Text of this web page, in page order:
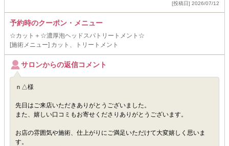
[投稿日] 2026/07/12
予約時のクーポン・メニュー
☆カット＋☆濃厚泡ヘッドスパトリートメント☆
[施術メニュー] カット、トリートメント
サロンからの返信コメント
ｎ△様
先日はご来店いただきありがとうございました。
また、嬉しい口コミもお寄せくださりありがとうございます。
お店の雰囲気や施術、仕上がりにご満足いただけて大変嬉しく思いま
す。